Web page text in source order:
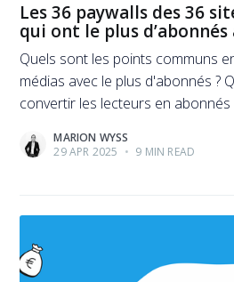
Les 36 paywalls des 36
qui ont le plus
Quels sont les points communs
médias avec le plus d'abonnés ?
convertir les lecteurs en abonnés
MARION WYSS
29 APR 2025 • 9 MIN READ